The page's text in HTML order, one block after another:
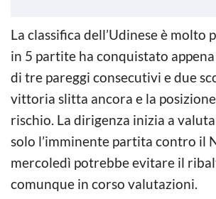
La classifica dell’Udinese è molto
in 5 partite ha conquistato
di tre pareggi consecutivi e due
vittoria slitta ancora e la
rischio. La dirigenza inizia a
solo l’imminente partita contro il
mercoledì potrebbe evitare il
comunque in corso valutazioni.